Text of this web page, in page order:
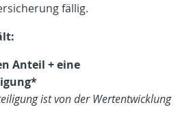
fällig.
Anteil + eine
ist von der Wertentwicklung